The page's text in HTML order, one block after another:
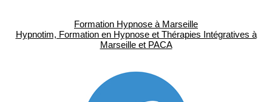
Formation Hypnose à Marseille
Hypnotim, Formation en Hypnose et Thérapies Intégratives à
Marseille et PACA